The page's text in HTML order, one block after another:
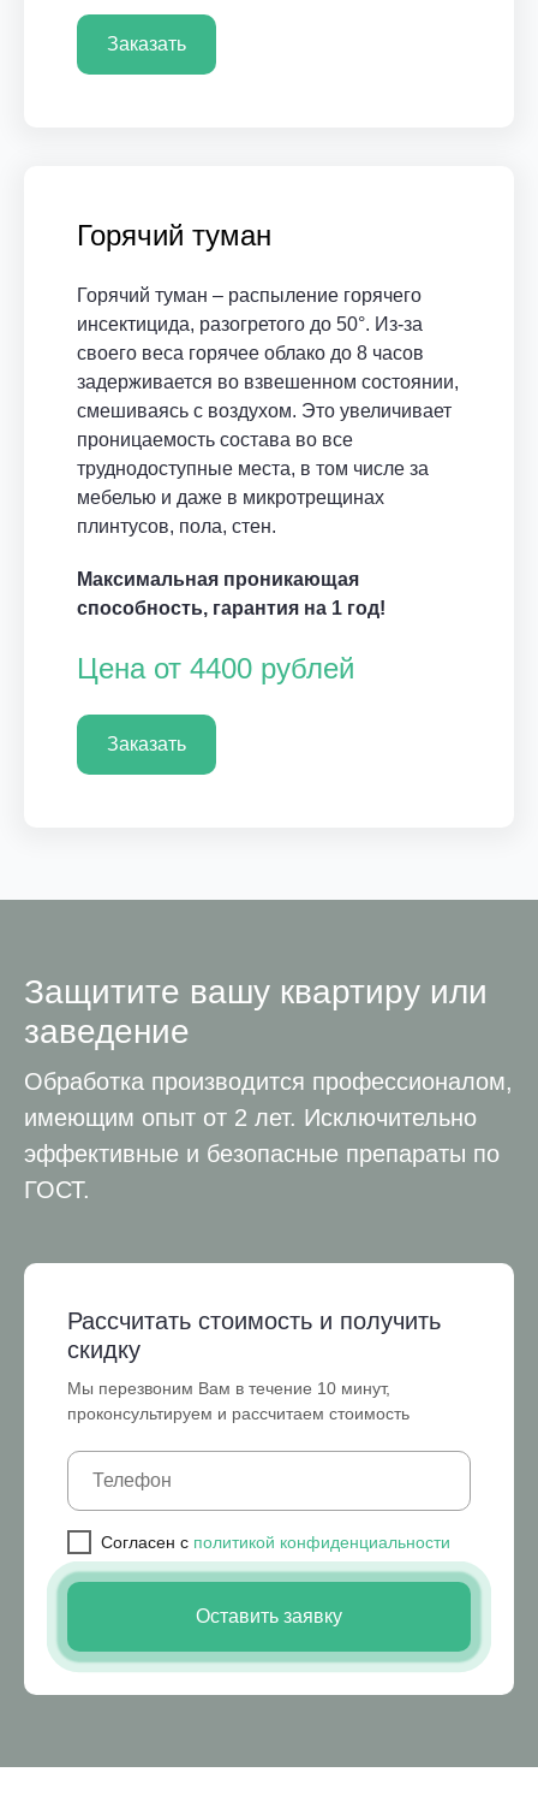
Заказать
Горячий туман
Горячий туман – распыление горячего
инсектицида, разогретого до 50°. Из-за
своего веса горячее облако до 8 часов
задерживается во взвешенном состоянии,
смешиваясь с воздухом. Это увеличивает
проницаемость состава во все
труднодоступные места, в том числе за
мебелью и даже в микротрещинах
плинтусов, пола, стен.
Максимальная проникающая
способность, гарантия на 1 год!
Цена от 4400 рублей
Заказать
Защитите вашу квартиру или
заведение
Обработка производится профессионалом,
имеющим опыт от 2 лет. Исключительно
эффективные и безопасные препараты по
ГОСТ.
Рассчитать стоимость и получить
скидку
Мы перезвоним Вам в течение 10 минут,
проконсультируем и рассчитаем стоимость
Cогласен с политикой конфиденциальности
Оставить заявку